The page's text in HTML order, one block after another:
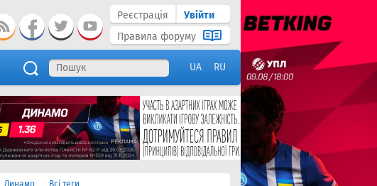
Реєстрація
Увійти
Правила форуму
UA RU
Динамо Всі теги